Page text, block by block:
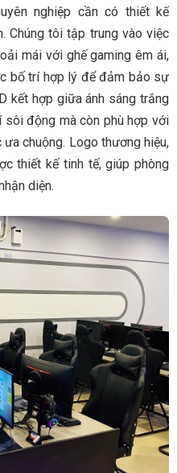
nghiệp cần có thiết kế
Chúng tôi tập trung vào việc
mái với ghế gaming êm ái,
bố trí hợp lý để đảm bảo sự
kết hợp giữa ánh sáng trắng
sôi động mà còn phù hợp với
chuộng. Logo thương hiệu,
thiết kế tinh tế, giúp phòng
diện.